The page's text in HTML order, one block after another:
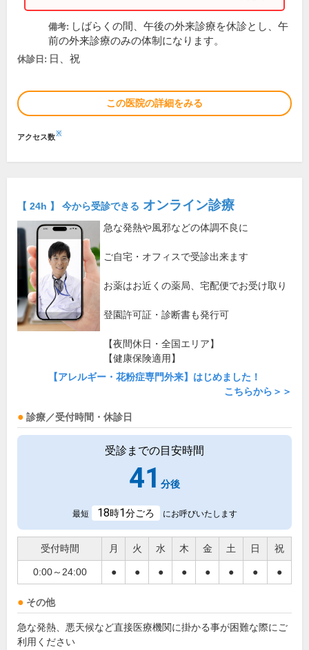
備考: しばらくの間、午後の外来診療を休診とし、午
前の外来診療のみの体制になります。
休診日: 日、祝
この医院の詳細をみる
アクセス数※
【 24h 】 今から受診できる オンライン診療
急な発熱や風邪などの体調不良に
ご自宅・オフィスで受診出来ます
お薬はお近くの薬局、宅配便でお受け取り
登園許可証・診断書も発行可
【夜間休日・全国エリア】
【健康保険適用】
【アレルギー・花粉症専門外来】はじめました！
こちらから＞＞
診療／受付時間・休診日
受診までの目安時間
41 分後
最短 18時1分ごろ にお呼びいたします
受付時間 月 火 水 木 金 土 日 祝
0:00～24:00 ● ● ● ● ● ● ● ●
その他
急な発熱、悪天候など直接医療機関に掛かる事が困難な際にご
利用ください